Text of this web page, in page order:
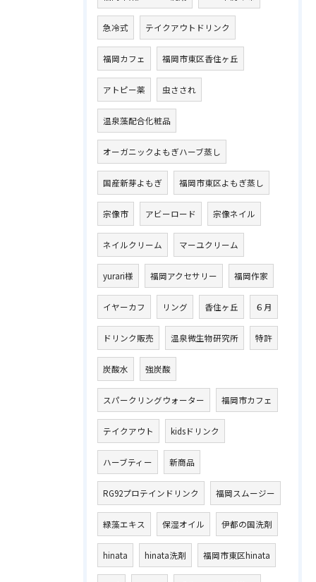
急冷式 テイクアウトドリンク
福岡カフェ 福岡市東区香住ヶ丘
アトピー薬 虫さされ
温泉藻配合化粧品
オーガニックよもぎハーブ蒸し
国産新芽よもぎ 福岡市東区よもぎ蒸し
宗像市 アビーロード 宗像ネイル
ネイルクリーム マーユクリーム
yurari様 福岡アクセサリー 福岡作家
イヤーカフ リング 香住ヶ丘 ６月
ドリンク販売 温泉微生物研究所 特許
炭酸水 強炭酸
スパークリングウォーター 福岡市カフェ
テイクアウト kidsドリンク
ハーブティー 新商品
RG92プロテインドリンク 福岡スムージー
緑藻エキス 保湿オイル 伊都の国洗剤
hinata hinata洗剤 福岡市東区hinata